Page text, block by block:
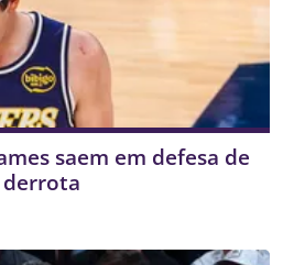
saem em defesa de
derrota